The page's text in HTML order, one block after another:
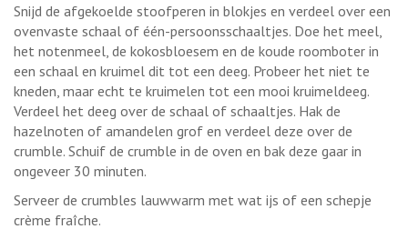
Snijd de afgekoelde stoofperen in blokjes en verdeel over een
ovenvaste schaal of één-persoonsschaaltjes. Doe het meel,
het notenmeel, de kokosbloesem en de koude roomboter in
een schaal en kruimel dit tot een deeg. Probeer het niet te
kneden, maar echt te kruimelen tot een mooi kruimeldeeg.
Verdeel het deeg over de schaal of schaaltjes. Hak de
hazelnoten of amandelen grof en verdeel deze over de
crumble. Schuif de crumble in de oven en bak deze gaar in
ongeveer 30 minuten.
Serveer de crumbles lauwwarm met wat ijs of een schepje
crème fraîche.